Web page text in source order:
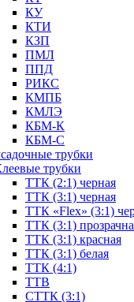
КУ
КТИ
КЗП
ПМЛ
ППД
РИКС
КМПБ
КМЛЭ
КБМ-К
КБМ-С
трубки
трубки
ТТК (2:1) черная
ТТК (3:1) черная
ТТК «Flex» (3:1)
ТТК (3:1)
ТТК (3:1) красная
ТТК (3:1) белая
ТТК (4:1)
ТТВ
СТТК (3:1)